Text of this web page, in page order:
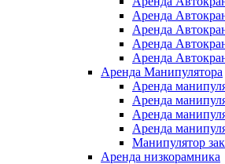
Аренда
Аренда
Аренда
Аренда
Аренда Манипулятора
Аренда
Аренда
Аренда
Аренда
Манипулятор
Аренда низкорамника